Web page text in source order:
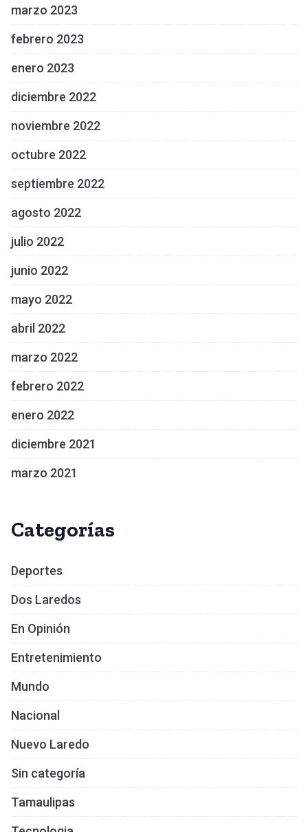
marzo 2023
febrero 2023
enero 2023
diciembre 2022
noviembre 2022
octubre 2022
septiembre 2022
agosto 2022
julio 2022
junio 2022
mayo 2022
abril 2022
marzo 2022
febrero 2022
enero 2022
diciembre 2021
marzo 2021
Categorías
Deportes
Dos Laredos
En Opinión
Entretenimiento
Mundo
Nacional
Nuevo Laredo
Sin categoría
Tamaulipas